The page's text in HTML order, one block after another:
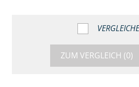
ZUM VERGLEICH (0)